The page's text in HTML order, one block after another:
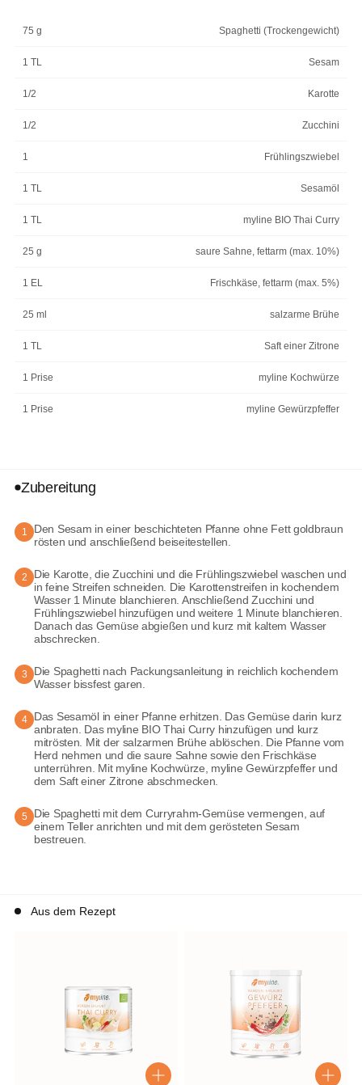
75 g Spaghetti (Trockengewicht)
1 TL Sesam
1/2 Karotte
1/2 Zucchini
1 Frühlingszwiebel
1 TL Sesamöl
1 TL myline BIO Thai Curry
25 g saure Sahne, fettarm (max. 10%)
1 EL Frischkäse, fettarm (max. 5%)
25 ml salzarme Brühe
1 TL Saft einer Zitrone
1 Prise myline Kochwürze
1 Prise myline Gewürzpfeffer
Zubereitung
1
Den Sesam in einer beschichteten Pfanne ohne Fett goldbraun
rösten und anschließend beiseitestellen.
2
Die Karotte, die Zucchini und die Frühlingszwiebel waschen und
in feine Streifen schneiden. Die Karottenstreifen in kochendem
Wasser 1 Minute blanchieren. Anschließend Zucchini und
Frühlingszwiebel hinzufügen und weitere 1 Minute blanchieren.
Danach das Gemüse abgießen und kurz mit kaltem Wasser
abschrecken.
3
Die Spaghetti nach Packungsanleitung in reichlich kochendem
Wasser bissfest garen.
4
Das Sesamöl in einer Pfanne erhitzen. Das Gemüse darin kurz
anbraten. Das myline BIO Thai Curry hinzufügen und kurz
mitrösten. Mit der salzarmen Brühe ablöschen. Die Pfanne vom
Herd nehmen und die saure Sahne sowie den Frischkäse
unterrühren. Mit myline Kochwürze, myline Gewürzpfeffer und
dem Saft einer Zitrone abschmecken.
5
Die Spaghetti mit dem Curryrahm-Gemüse vermengen, auf
einem Teller anrichten und mit dem gerösteten Sesam
bestreuen.
Aus dem Rezept